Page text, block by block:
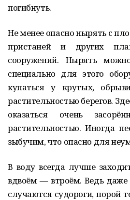
погибнуть.
Не менее опасно нырять с
пристаней и других
сооружений. Нырять
специально для этого
купаться у крутых,
растительностью берегов.
оказаться очень
растительностью. Иногда
зыбучим, что опасно для
В воду всегда лучше
вдвоём — втроём. Ведь даже
случаются судороги, порой